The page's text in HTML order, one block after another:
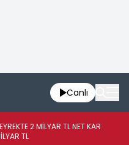
Canlı
2 MİLYAR TL NET KAR
TL